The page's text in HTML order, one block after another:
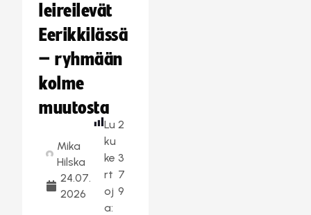
leireilevät
Eerikkilässä
– ryhmään
kolme
muutosta
Mika
Hilska
24.07.
2026
Lu
ku
ke
rt
oj
a:
2
3
7
9